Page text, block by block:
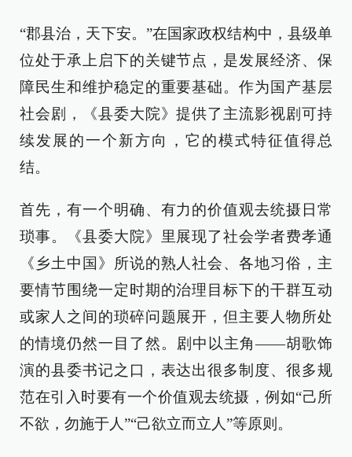
“郡县治，天下安。”在国家政权结构中，县级单
位处于承上启下的关键节点，是发展经济、保
障民生和维护稳定的重要基础。作为国产基层
社会剧，《县委大院》提供了主流影视剧可持
续发展的一个新方向，它的模式特征值得总
结。
首先，有一个明确、有力的价值观去统摄日常
琐事。《县委大院》里展现了社会学者费孝通
《乡土中国》所说的熟人社会、各地习俗，主
要情节围绕一定时期的治理目标下的干群互动
或家人之间的琐碎问题展开，但主要人物所处
的情境仍然一目了然。剧中以主角——胡歌饰
演的县委书记之口，表达出很多制度、很多规
范在引入时要有一个价值观去统摄，例如“己所
不欲，勿施于人”“己欲立而立人”等原则。